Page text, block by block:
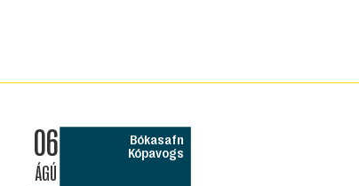
06
ÁGÚ
Bókasafn
Kópavogs